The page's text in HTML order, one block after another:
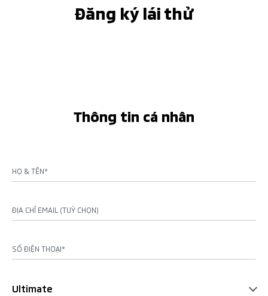
Đăng ký lái thử
Thông tin cá nhân
HỌ & TÊN*
ĐỊA CHỈ EMAIL (TUỲ CHỌN)
SỐ ĐIỆN THOẠI*
Ultimate